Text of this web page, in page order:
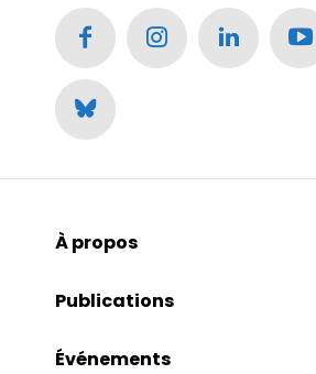
À propos
Publications
Événements